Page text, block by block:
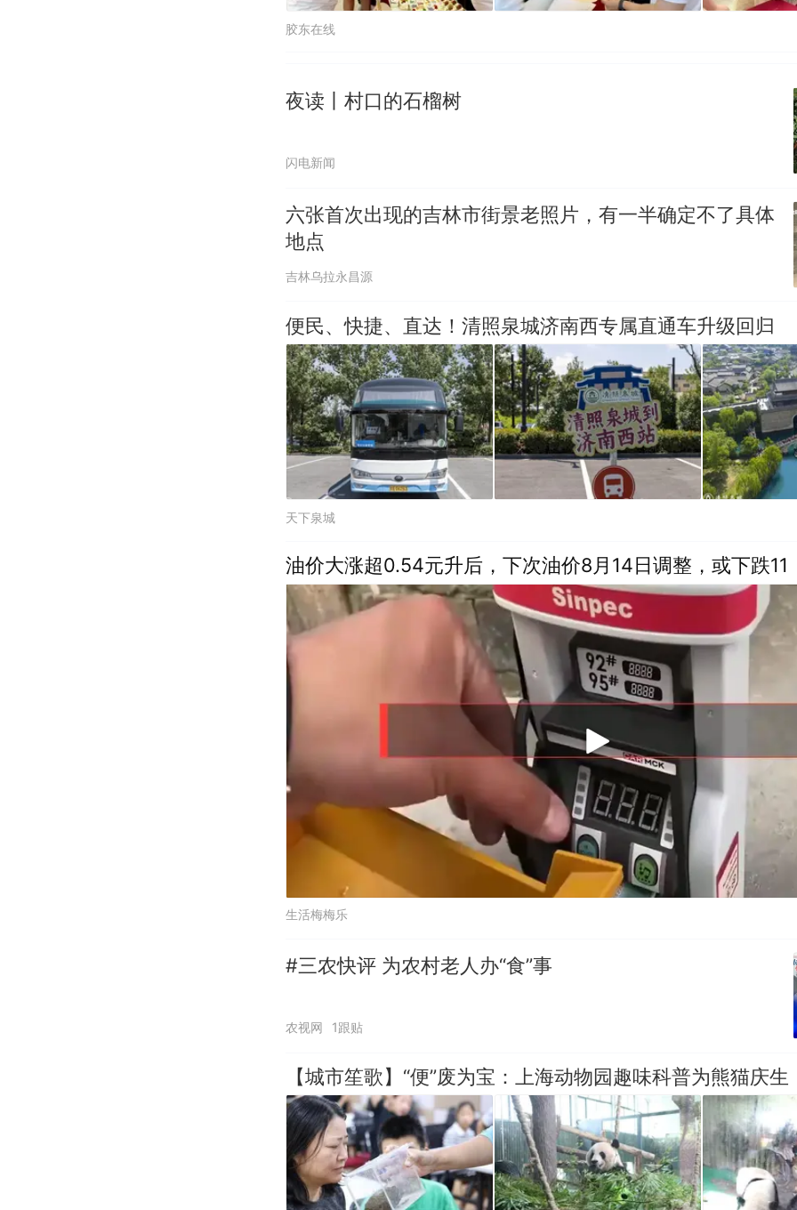
胶东在线
夜读丨村口的石榴树
闪电新闻
六张首次出现的吉林市街景老照片，有一半确定不了具体
地点
吉林乌拉永昌源
便民、快捷、直达！清照泉城济南西专属直通车升级回归
天下泉城
油价大涨超0.54元升后，下次油价8月14日调整，或下跌11
生活梅梅乐
#三农快评 为农村老人办“食”事
农视网 1跟贴
【城市笙歌】“便”废为宝：上海动物园趣味科普为熊猫庆生